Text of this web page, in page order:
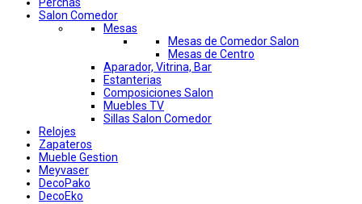
Perchas
Salon Comedor
Mesas
Mesas de Comedor Salon
Mesas de Centro
Aparador, Vitrina, Bar
Estanterias
Composiciones Salon
Muebles TV
Sillas Salon Comedor
Relojes
Zapateros
Mueble Gestion
Meyvaser
DecoPako
DecoEko